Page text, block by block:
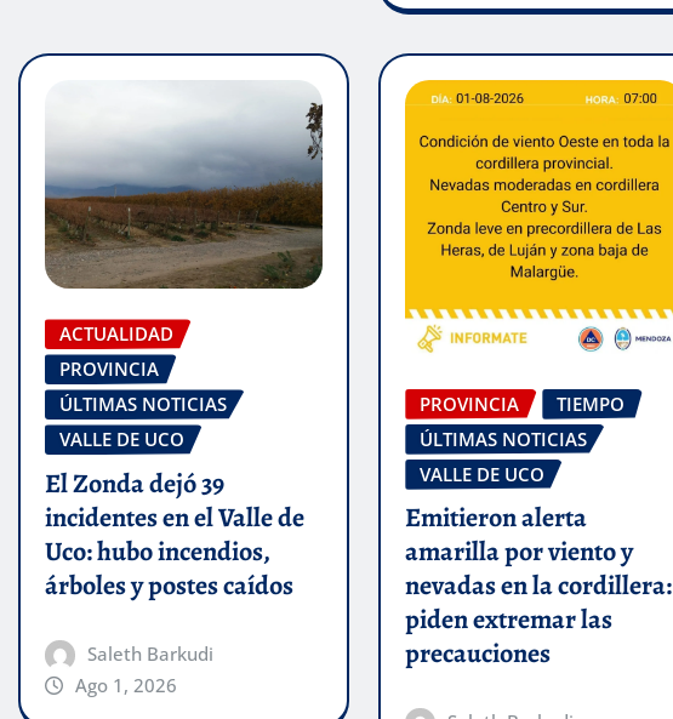
ACTUALIDAD
PROVINCIA
ÚLTIMAS NOTICIAS
VALLE DE UCO
El Zonda dejó 39
incidentes en el Valle de
Uco: hubo incendios,
árboles y postes caídos
Saleth Barkudi
Ago 1, 2026
PROVINCIA
TIEMPO
ÚLTIMAS NOTICIAS
VALLE DE UCO
Emitieron alerta
amarilla por viento y
nevadas en la cordillera:
piden extremar las
precauciones